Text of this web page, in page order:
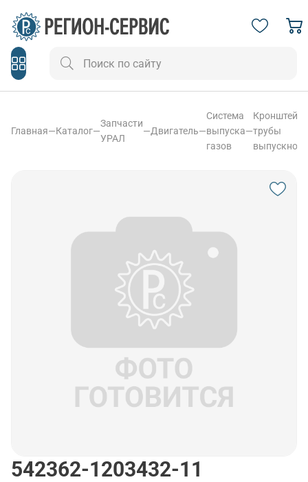
Главная—Каталог—
Запчасти
УРАЛ
—Двигатель—
Система
выпуска
газов
—
Кронштейн
трубы
выпускной
542362-1203432-11